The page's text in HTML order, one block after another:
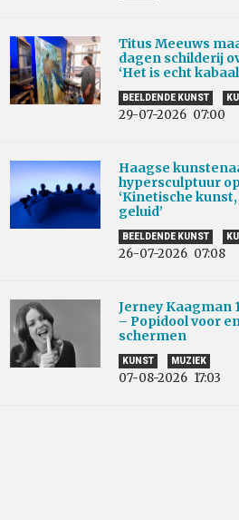
Titus Meeuws
dagen schilderij
‘Het is echt
BEELDENDE KUNST
29-07-2026 07:00
Haagse
hypersculptuur
‘Kinetische
geluid’
BEELDENDE KUNST
26-07-2026 07:08
Jerney Kaagman
– Popidool voor
schermen
KUNST MUZIEK
07-08-2026 17:03